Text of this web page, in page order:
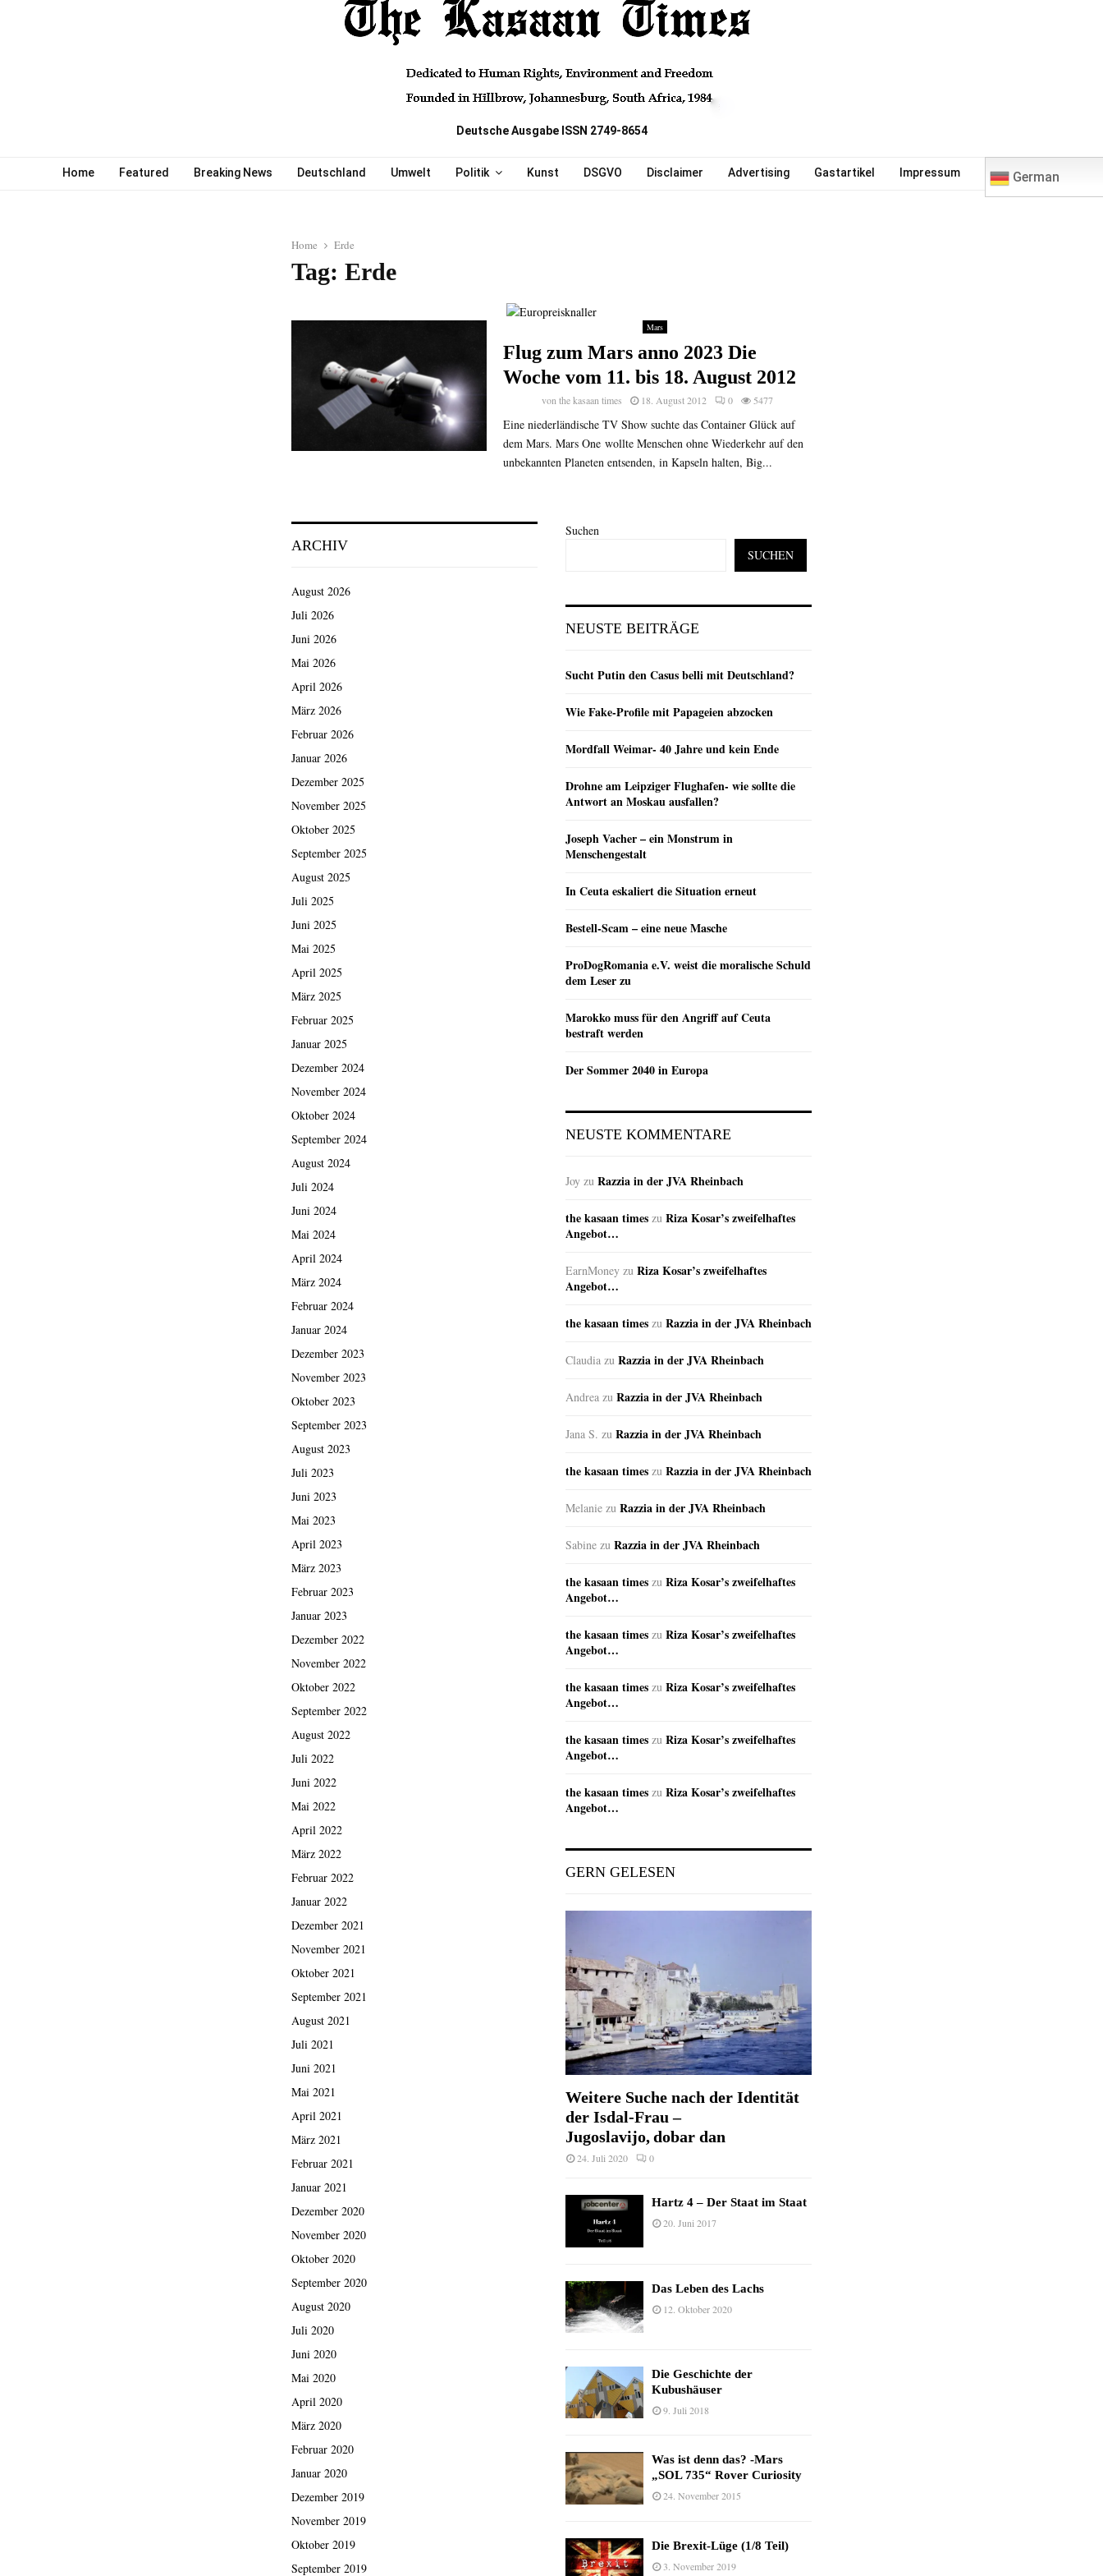
Deutsche Ausgabe ISSN 2749-8654
Home Featured Breaking News Deutschland Umwelt Politik Kunst DSGVO Disclaimer Advertising Gastartikel Impressum German
Home Erde
Tag: Erde
Mars
Flug zum Mars anno 2023 Die
Woche vom 11. bis 18. August 2012
vonthe kasaan times 18. August 2012 0 5477
Eine niederländische TV Show suchte das Container Glück auf
dem Mars. Mars One wollte Menschen ohne Wiederkehr auf den
unbekannten Planeten entsenden, in Kapseln halten, Big...
ARCHIV
August 2026
Juli 2026
Juni 2026
Mai 2026
April 2026
März 2026
Februar 2026
Januar 2026
Dezember 2025
November 2025
Oktober 2025
September 2025
August 2025
Juli 2025
Juni 2025
Mai 2025
April 2025
März 2025
Februar 2025
Januar 2025
Dezember 2024
November 2024
Oktober 2024
September 2024
August 2024
Juli 2024
Juni 2024
Mai 2024
April 2024
März 2024
Februar 2024
Januar 2024
Dezember 2023
November 2023
Oktober 2023
September 2023
August 2023
Juli 2023
Juni 2023
Mai 2023
April 2023
März 2023
Februar 2023
Januar 2023
Dezember 2022
November 2022
Oktober 2022
September 2022
August 2022
Juli 2022
Juni 2022
Mai 2022
April 2022
März 2022
Februar 2022
Januar 2022
Dezember 2021
November 2021
Oktober 2021
September 2021
August 2021
Juli 2021
Juni 2021
Mai 2021
April 2021
März 2021
Februar 2021
Januar 2021
Dezember 2020
November 2020
Oktober 2020
September 2020
August 2020
Juli 2020
Juni 2020
Mai 2020
April 2020
März 2020
Februar 2020
Januar 2020
Dezember 2019
November 2019
Oktober 2019
September 2019
Suchen
SUCHEN
NEUSTE BEITRÄGE
Sucht Putin den Casus belli mit Deutschland?
Wie Fake-Profile mit Papageien abzocken
Mordfall Weimar- 40 Jahre und kein Ende
Drohne am Leipziger Flughafen- wie sollte die
Antwort an Moskau ausfallen?
Joseph Vacher – ein Monstrum in
Menschengestalt
In Ceuta eskaliert die Situation erneut
Bestell-Scam – eine neue Masche
ProDogRomania e.V. weist die moralische Schuld
dem Leser zu
Marokko muss für den Angriff auf Ceuta
bestraft werden
Der Sommer 2040 in Europa
NEUSTE KOMMENTARE
Joy zu Razzia in der JVA Rheinbach
the kasaan times zu Riza Kosar’s zweifelhaftes
Angebot…
EarnMoney zu Riza Kosar’s zweifelhaftes
Angebot…
the kasaan times zu Razzia in der JVA Rheinbach
Claudia zu Razzia in der JVA Rheinbach
Andrea zu Razzia in der JVA Rheinbach
Jana S. zu Razzia in der JVA Rheinbach
the kasaan times zu Razzia in der JVA Rheinbach
Melanie zu Razzia in der JVA Rheinbach
Sabine zu Razzia in der JVA Rheinbach
the kasaan times zu Riza Kosar’s zweifelhaftes
Angebot…
the kasaan times zu Riza Kosar’s zweifelhaftes
Angebot…
the kasaan times zu Riza Kosar’s zweifelhaftes
Angebot…
the kasaan times zu Riza Kosar’s zweifelhaftes
Angebot…
the kasaan times zu Riza Kosar’s zweifelhaftes
Angebot…
GERN GELESEN
Weitere Suche nach der Identität
der Isdal-Frau –
Jugoslavijo, dobar dan
24. Juli 2020 0
Hartz 4 – Der Staat im Staat
20. Juni 2017
Das Leben des Lachs
12. Oktober 2020
Die Geschichte der
Kubushäuser
9. Juli 2018
Was ist denn das? -Mars
„SOL 735“ Rover Curiosity
24. November 2015
Die Brexit-Lüge (1/8 Teil)
3. November 2019